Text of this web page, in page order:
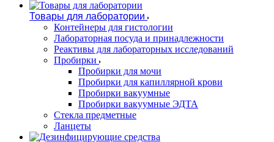
Товары для лаборатории
Контейнеры для гистологии
Лабораторная посуда и принадлежности
Реактивы для лабораторных исследований
Пробирки
Пробирки для мочи
Пробирки для капиллярной крови
Пробирки вакуумные
Пробирки вакуумные ЭДТА
Стекла предметные
Ланцеты